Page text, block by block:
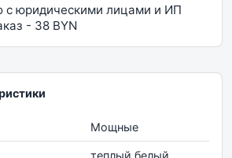
с юридическими лицами и ИП
- 38 BYN
Мощные
теплый белый